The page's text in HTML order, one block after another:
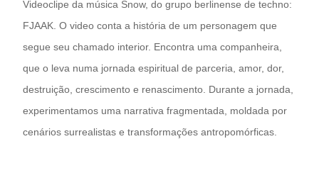
Videoclipe da música Snow, do grupo berlinense de techno:
FJAAK. O video conta a história de um personagem que
segue seu chamado interior. Encontra uma companheira,
que o leva numa jornada espiritual de parceria, amor, dor,
destruição, crescimento e renascimento. Durante a jornada,
experimentamos uma narrativa fragmentada, moldada por
cenários surrealistas e transformações antropomórficas.